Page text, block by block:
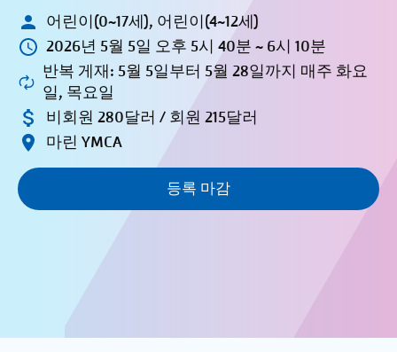
어린이(0~17세), 어린이(4~12세)
2026년 5월 5일 오후 5시 40분 ~ 6시 10분
반복 게재: 5월 5일부터 5월 28일까지 매주 화요
일, 목요일
비회원 280달러 / 회원 215달러
마린 YMCA
등록 마감